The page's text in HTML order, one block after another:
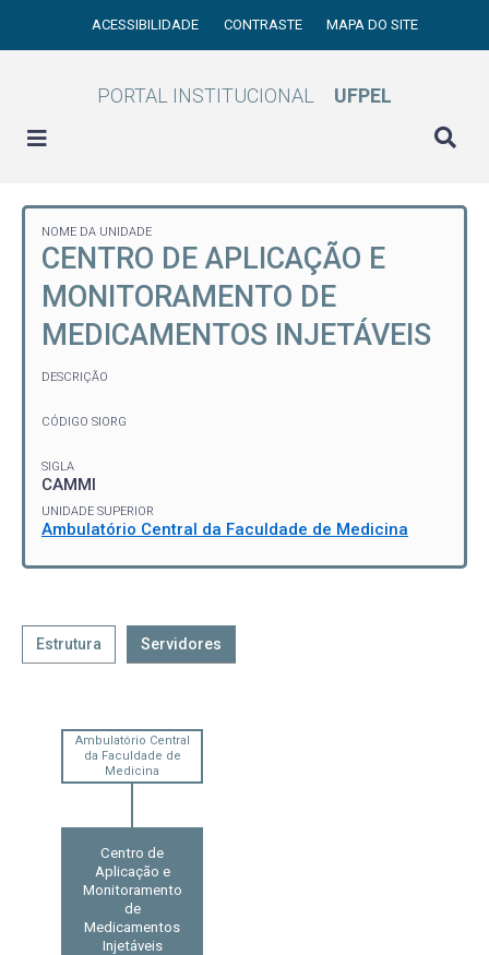
ACESSIBILIDADE CONTRASTE MAPA DO SITE
PORTAL INSTITUCIONAL UFPEL
NOME DA UNIDADE
CENTRO DE APLICAÇÃO E
MONITORAMENTO DE
MEDICAMENTOS INJETÁVEIS
DESCRIÇÃO
CÓDIGO SIORG
SIGLA
CAMMI
UNIDADE SUPERIOR
Ambulatório Central da Faculdade de Medicina
Estrutura Servidores
Ambulatório Central
da Faculdade de
Medicina
Centro de
Aplicação e
Monitoramento
de
Medicamentos
Injetáveis